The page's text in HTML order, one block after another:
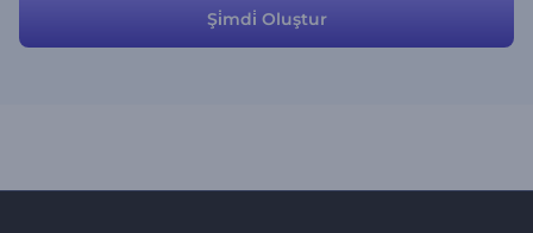
Şi̇mdi̇ Oluştur